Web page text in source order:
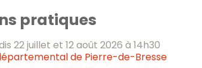
pratiques
22 juillet et 12 août 2026 à 14h30
de Pierre-de-Bresse